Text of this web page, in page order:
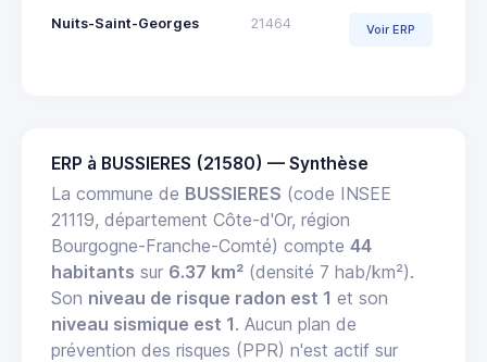
Nuits-Saint-Georges 21464 Voir ERP
ERP à BUSSIERES (21580) — Synthèse
La commune de BUSSIERES (code INSEE
21119, département Côte-d'Or, région
Bourgogne-Franche-Comté) compte 44
habitants sur 6.37 km² (densité 7 hab/km²).
Son niveau de risque radon est 1 et son
niveau sismique est 1. Aucun plan de
prévention des risques (PPR) n'est actif sur